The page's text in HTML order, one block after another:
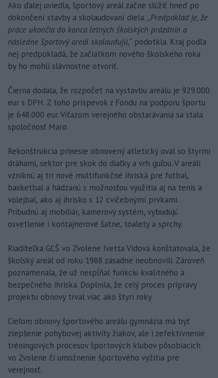
Ako ďalej uviedla, športový areál začne slúžiť hneď po
dokončení stavby a skolaudovaní diela. „Predpoklad je, že
práce ukončia do konca letných školských prázdnin a
následne športový areál skolaudujú,“ podotkla. Kraj podľa
nej predpokladá, že začiatkom nového školského roka
by ho mohli slávnostne otvoriť.
Čierna dodala, že rozpočet na výstavbu areálu je 929.000
eur s DPH. Z toho príspevok z Fondu na podporu športu
je 648.000 eur. Víťazom verejného obstarávania sa stala
spoločnosť Maro.
Rekonštrukcia prinesie obnovený atletický ovál so štyrmi
dráhami, sektor pre skok do diaľky a vrh guľou. V areáli
vzniknú aj tri nové multifunkčné ihriská pre futbal,
basketbal a hádzanú s možnosťou využitia aj na tenis a
volejbal, ako aj ihrisko s 12 cvičebnými prvkami.
Pribudnú aj mobiliár, kamerový systém, vybudujú
osvetlenie i kontajnerové šatne, toalety a sprchy.
Riaditeľka GĽŠ vo Zvolene Ivetta Vidová konštatovala, že
školský areál od roku 1988 zásadne neobnovili. Zároveň
poznamenala, že už nespĺňal funkciu kvalitného a
bezpečného ihriska. Doplnila, že celý proces prípravy
projektu obnovy trval viac ako štyri roky.
Cieľom obnovy športového areálu gymnázia má byť
zlepšenie pohybovej aktivity žiakov, ale i zefektívnenie
tréningových procesov športových klubov pôsobiacich
vo Zvolene či umožnenie športového vyžitia pre
verejnosť.